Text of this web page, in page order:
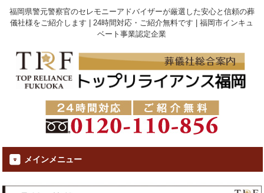
福岡県警元警察官のセレモニーアドバイザーが厳選した安心と信頼の葬
儀社様をご紹介します | 24時間対応・ご紹介無料です | 福岡市インキュ
ベート事業認定企業
メインメニュー